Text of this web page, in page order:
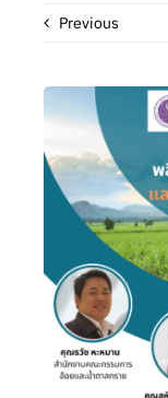
เครือข่ายความร่วมมือ
ข่าวสาร/บทความ
เกี่ยวกับเรา
Previous